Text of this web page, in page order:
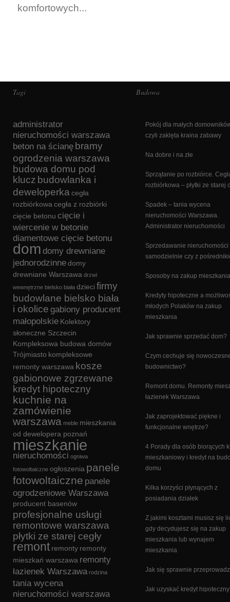
komfortowych...
Tagi
administrator
nieruchomości warszawa
beton na ścianę bramy
ogrodzenia warszawa
budowa domu pod
klucz budowlanka i
deweloperka cegła
rozbiórkowa cegła z rozbiórki
cięcie betonu cięcie i
wiercenie w betonie
diamentowe cięcie betonu
dom domy drewniane
jednorodzinnedomy
drewniane Warszawa drzwi
wewnętrzne bielsko biała dzieci firmy
budowlane bielsko biała
i okolice gabiony producent
małopolskie Kolektory
słoneczne Szczecin
Kompleksowa budowa domów
Trójmiasto kompleksowe
remonty warszawa kosze
gabionowe zgrzewane
kredyt hipoteczny
kuchnie na
zamówienie
warszawa meble mieszkania
od dewelopera poznań
mieszkanie
nieruchomości ogniwa
fotowoltaiczne ogłoszenia panele
fotowoltaiczne panele
ogrodzeniowe Warszawa
producent basenów
profesjonalne usługi
remontowe warszawa
płytki ze starej cegły
remont remonty remonty
mieszkań warszawa remonty
łazienek Warszawa rodzina
tania wycena
nieruchomości warszawa
Budowa
Pokój dla małych
czyli zaklęta kraina zabawy
Na dobre i na złe
Sprzątanie po rozbiórce.
rozbiórkowa – płytki ze starej
Spadek – tania wycena
nieruchomości Warszawa.
Administrator nieruchomości
Sprzedawanie nieruchomości
samodzielnie czy z
Sposoby na zakup mieszkania
Kredyty hipoteczne a
młodych Polaków na zakup
mieszkania
Jak sprawnie sprzedać dom?
Czym cechuje się
budownictwo?
Remont domu. Remonty
łazienek Warszawa
Jak zaprojektować piękne i
funkcjonalne wnętrze?
4 Porady dla osób biorących
mieszkaniowy i kredyt na
domu
Kilka korzyści płynących z
posiadania działek
Z jakimi kosztami musisz się
gdy decydujesz się na zakup
mieszkania lub wynajem
mieszkania
Jak się sprawnie
Jak uzyskać kredyt